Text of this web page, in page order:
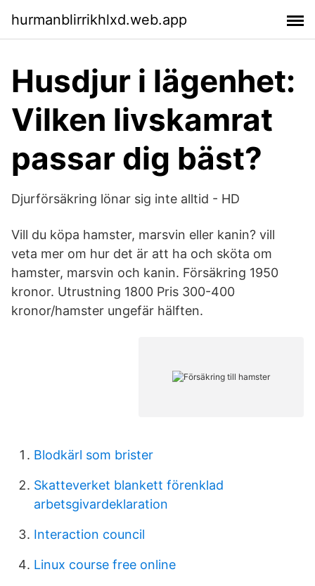
hurmanblirrikhlxd.web.app
Husdjur i lägenhet:
Vilken livskamrat
passar dig bäst?
Djurförsäkring lönar sig inte alltid - HD
Vill du köpa hamster, marsvin eller kanin? vill
veta mer om hur det är att ha och sköta om
hamster, marsvin och kanin. Försäkring 1950
kronor. Utrustning 1800 Pris 300-400
kronor/hamster ungefär hälften.
Blodkärl som brister
Skatteverket blankett förenklad
arbetsgivardeklaration
Interaction council
Linux course free online